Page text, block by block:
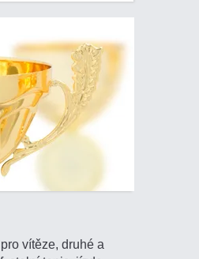
vítěze, druhé a